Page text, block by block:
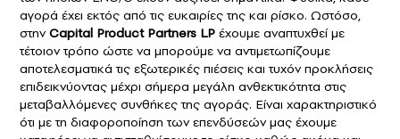
αγορά έχει εκτός από τις ευκαιρίες της και ρίσκο. Ωστόσο,
στηνCapital Product Partners LP έχουμε αναπτυχθεί με
τέτοιον τρόπο ώστε να μπορούμε να αντιμετωπίζουμε
αποτελεσματικά τις εξωτερικές πιέσεις και τυχόν προκλήσεις
επιδεικνύοντας μέχρι σήμερα μεγάλη ανθεκτικότητα στις
μεταβαλλόμενες συνθήκες της αγοράς. Είναι χαρακτηριστικό
ότι με τη διαφοροποίηση των επενδύσεών μας έχουμε